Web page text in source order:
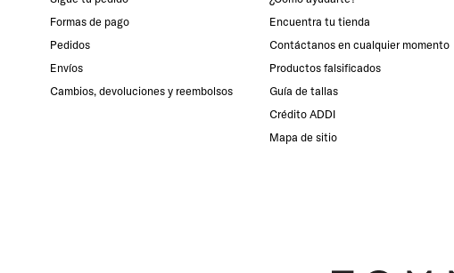
Formas de pago
Pedidos
Envíos
Cambios, devoluciones y reembolsos
Encuentra tu tienda
Contáctanos en cualquier momento
Productos falsificados
Guía de tallas
Crédito ADDI
Mapa de sitio